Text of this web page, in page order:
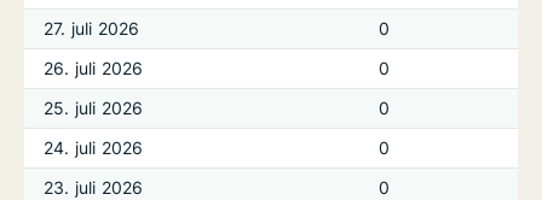
27. juli 2026
0
26. juli 2026
0
25. juli 2026
0
24. juli 2026
0
23. juli 2026
0